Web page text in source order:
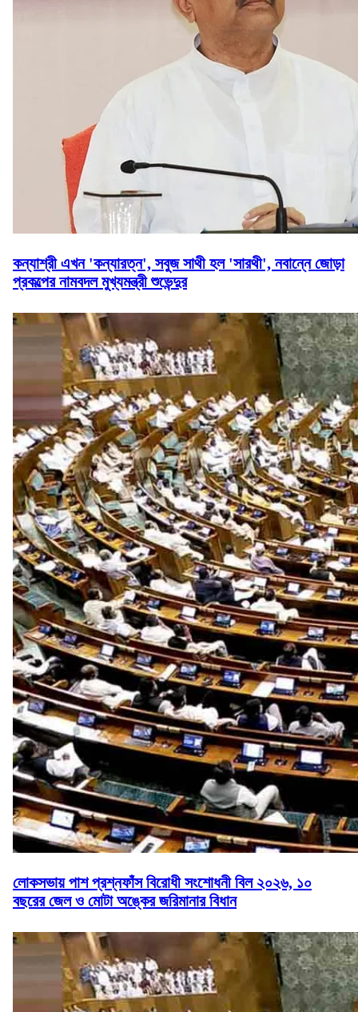
কন্যাশ্রী এখন 'কন্যারত্ন', সবুজ সাথী হল 'সারথী', নবান্নে জোড়া
প্রকল্পের নামবদল মুখ্যমন্ত্রী শুভেন্দুর
লোকসভায় পাশ প্রশ্নফাঁস বিরোধী সংশোধনী বিল ২০২৬, ১০
বছরের জেল ও মোটা অঙ্কের জরিমানার বিধান